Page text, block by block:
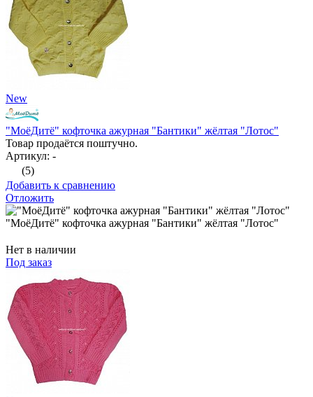
New
"МоёДитё" кофточка ажурная "Бантики" жёлтая "Лотос"
Товар продаётся поштучно.
Артикул: -
(5)
Добавить к сравнению
Отложить
"МоёДитё" кофточка ажурная "Бантики" жёлтая "Лотос"
Нет в наличии
Под заказ